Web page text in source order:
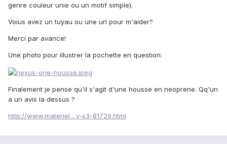
genre couleur unie ou un motif simple).
Voius avez un tuyau ou une url pour m'aider?
Merci par avance!
Une photo pour illustrer la pochette en question:
Finalement je pense qu'il s'agit d'une housse en neoprene. Qq'un
a un avis la dessus ?
http://www.materiel....y-s3-81729.html